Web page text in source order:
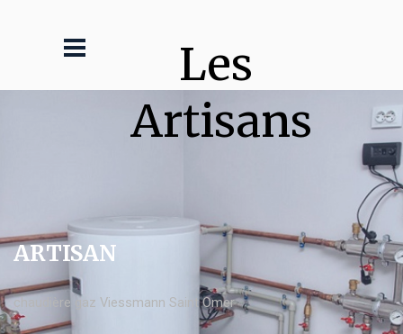
Les
Artisans
ARTISAN
chaudière gaz Viessmann Saint Omer